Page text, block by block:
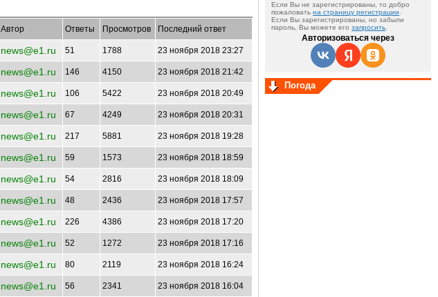
Автор Ответы Просмотров Последний ответ
news@e1.ru 51 1788 23 ноября 2018 23:27
news@e1.ru 146 4150 23 ноября 2018 21:42
news@e1.ru 106 5422 23 ноября 2018 20:49
news@e1.ru 67 4249 23 ноября 2018 20:31
news@e1.ru 217 5881 23 ноября 2018 19:28
news@e1.ru 59 1573 23 ноября 2018 18:59
news@e1.ru 54 2816 23 ноября 2018 18:09
news@e1.ru 48 2436 23 ноября 2018 17:57
news@e1.ru 226 4386 23 ноября 2018 17:20
news@e1.ru 52 1272 23 ноября 2018 17:16
news@e1.ru 80 2119 23 ноября 2018 16:24
news@e1.ru 56 2341 23 ноября 2018 16:04
Если Вы не зарегистрированы, то добро
пожаловать на страницу регистрации
Если Вы зарегистрированы, но забыли
пароль, Вы можете его запросить
Авторизоваться через
Погода